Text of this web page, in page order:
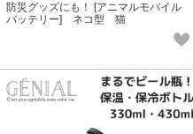
防災グッズにも！ [アニマルモバイル
バッテリー] ネコ型 猫